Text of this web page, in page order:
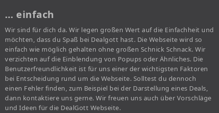
… einfach
Wir sind für dich da. Wir legen großen Wert auf die Einfachheit und
möchten, dass du Spaß bei Dealgott hast. Die Webseite wird so
einfach wie möglich gehalten ohne großen Schnick Schnack. Wir
verzichten auf die Einblendung von Popups oder Ähnliches. Die
Benutzerfreundlichkeit ist für uns einer der wichtigsten Faktoren
bei Entscheidung rund um die Webseite. Solltest du dennoch
einen Fehler finden, zum Beispiel bei der Darstellung eines Deals,
dann kontaktiere uns gerne. Wir freuen uns auch über Vorschläge
und Ideen für die DealGott Webseite.